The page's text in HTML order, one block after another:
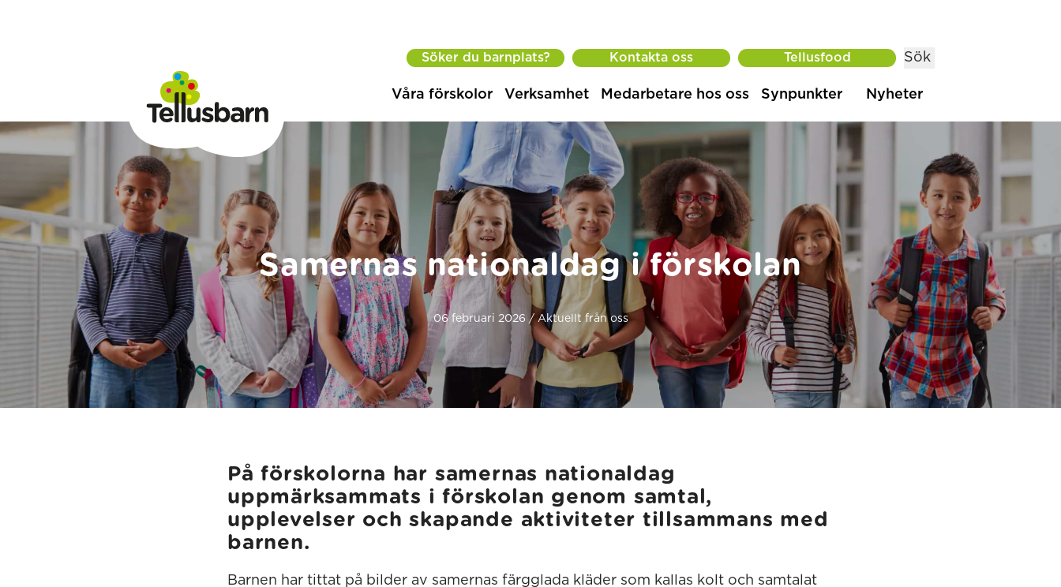
Söker du barnplats? Kontakta oss Tellusfood Sök
Våra förskolor Verksamhet Medarbetare hos oss Synpunkter Nyheter
Samernas nationaldag i förskolan
06 februari 2026 / Aktuellt från oss
På förskolorna har samernas nationaldag
uppmärksammats i förskolan genom samtal,
upplevelser och skapande aktiviteter tillsammans med
barnen.
Barnen har tittat på bilder av samernas färgglada kläder som kallas kolt och samtalat